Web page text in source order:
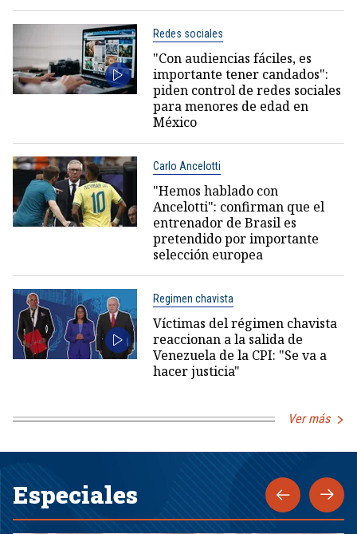
Redes sociales
"Con audiencias fáciles, es
importante tener candados":
piden control de redes sociales
para menores de edad en
México
Carlo Ancelotti
"Hemos hablado con
Ancelotti": confirman que el
entrenador de Brasil es
pretendido por importante
selección europea
Regimen chavista
Víctimas del régimen chavista
reaccionan a la salida de
Venezuela de la CPI: "Se va a
hacer justicia"
Ver más
Especiales